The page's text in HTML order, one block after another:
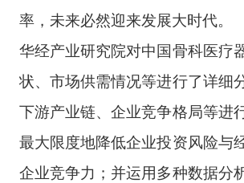
率，未来必然迎来发展大时代。
华经产业研究院对中国骨科医疗
状、市场供需情况等进行了详细
下游产业链、企业竞争格局等进
最大限度地降低企业投资风险与
企业竞争力；并运用多种数据分